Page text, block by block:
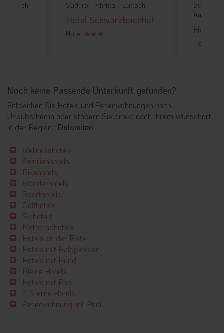
Toblach Südtirol - Ahrntal - Luttach
Hotel Schwarzbachhof
Hotel
Südtirol -
Antholz
Hotel
Hotel
Noch keine Passende Unterkunft gefunden?
Entdecken Sie Hotels und Ferienwohnungen nach
Urlaubsthema oder stöbern Sie direkt nach Ihrem Wunschort
in der Region: "Dolomiten"
Wellnesshotels
Familienhotels
Bikehotels
Wanderhotels
Sporthotels
Golfhotels
Skihotels
Motorradhotels
Hotels an der Piste
Hotels mit Halbpension
Hotels mit Hund
Kleine Hotels
Hotels mit Pool
4 Sterne Hotels
Ferienwohnung mit Pool